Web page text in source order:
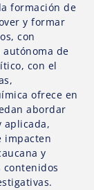
formación de
y formar
con
de
con el
ofrece en
abordar
aplicada,
impacten
y
contenidos